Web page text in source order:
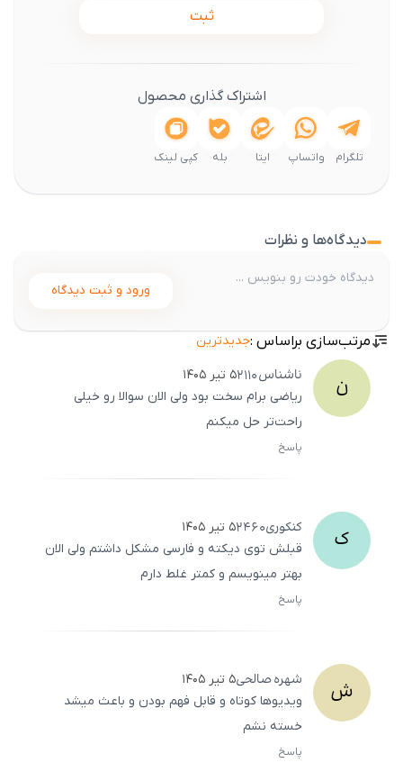
ثبت
اشتراک گذاری محصول
تلگرام واتساپ ایتا بله کپی لینک
دیدگاه‌ها و نظرات
ورود و ثبت دیدگاه
مرتب‌سازی براساس :جدیدترین
ن ناشناس2110۵ تیر ۱۴۰۵
ریاضی برام سخت بود ولی الان سوالا رو خیلی
راحت‌تر حل میکنم
پاسخ
ک کنکوری2460۵ تیر ۱۴۰۵
قبلش توی دیکته و فارسی مشکل داشتم ولی الان
بهتر مینویسم و کمتر غلط دارم
پاسخ
ش شهرهصالحی۵ تیر ۱۴۰۵
ویدیوها کوتاه و قابل فهم بودن و باعث میشد
خسته نشم
پاسخ